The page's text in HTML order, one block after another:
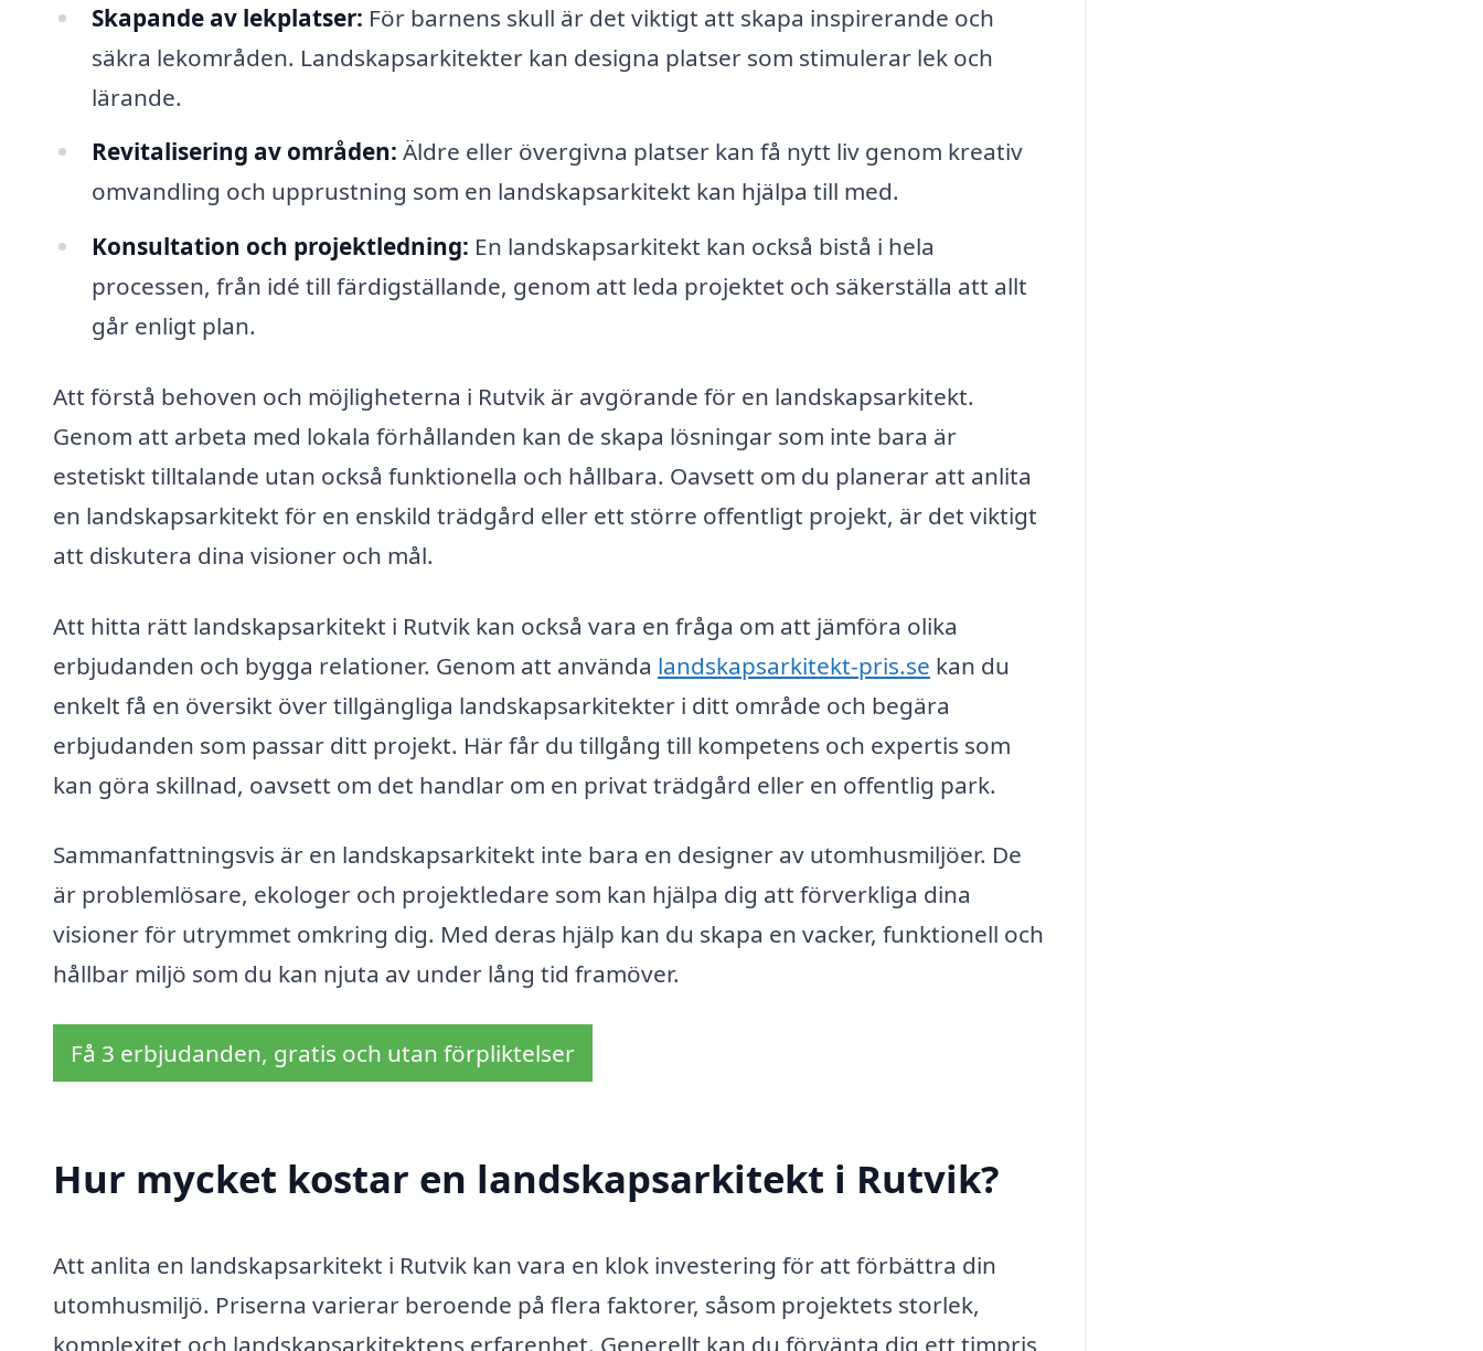
Skapande av lekplatser: För barnens skull är det viktigt att skapa inspirerande och
säkra lekområden. Landskapsarkitekter kan designa platser som stimulerar lek och
lärande.
Revitalisering av områden: Äldre eller övergivna platser kan få nytt liv genom kreativ
omvandling och upprustning som en landskapsarkitekt kan hjälpa till med.
Konsultation och projektledning: En landskapsarkitekt kan också bistå i hela
processen, från idé till färdigställande, genom att leda projektet och säkerställa att allt
går enligt plan.
Att förstå behoven och möjligheterna i Rutvik är avgörande för en landskapsarkitekt.
Genom att arbeta med lokala förhållanden kan de skapa lösningar som inte bara är
estetiskt tilltalande utan också funktionella och hållbara. Oavsett om du planerar att anlita
en landskapsarkitekt för en enskild trädgård eller ett större offentligt projekt, är det viktigt
att diskutera dina visioner och mål.
Att hitta rätt landskapsarkitekt i Rutvik kan också vara en fråga om att jämföra olika
erbjudanden och bygga relationer. Genom att använda landskapsarkitekt-pris.se kan du
enkelt få en översikt över tillgängliga landskapsarkitekter i ditt område och begära
erbjudanden som passar ditt projekt. Här får du tillgång till kompetens och expertis som
kan göra skillnad, oavsett om det handlar om en privat trädgård eller en offentlig park.
Sammanfattningsvis är en landskapsarkitekt inte bara en designer av utomhusmiljöer. De
är problemlösare, ekologer och projektledare som kan hjälpa dig att förverkliga dina
visioner för utrymmet omkring dig. Med deras hjälp kan du skapa en vacker, funktionell och
hållbar miljö som du kan njuta av under lång tid framöver.
Få 3 erbjudanden, gratis och utan förpliktelser
Hur mycket kostar en landskapsarkitekt i Rutvik?
Att anlita en landskapsarkitekt i Rutvik kan vara en klok investering för att förbättra din
utomhusmiljö. Priserna varierar beroende på flera faktorer, såsom projektets storlek,
komplexitet och landskapsarkitektens erfarenhet. Generellt kan du förvänta dig ett timpris